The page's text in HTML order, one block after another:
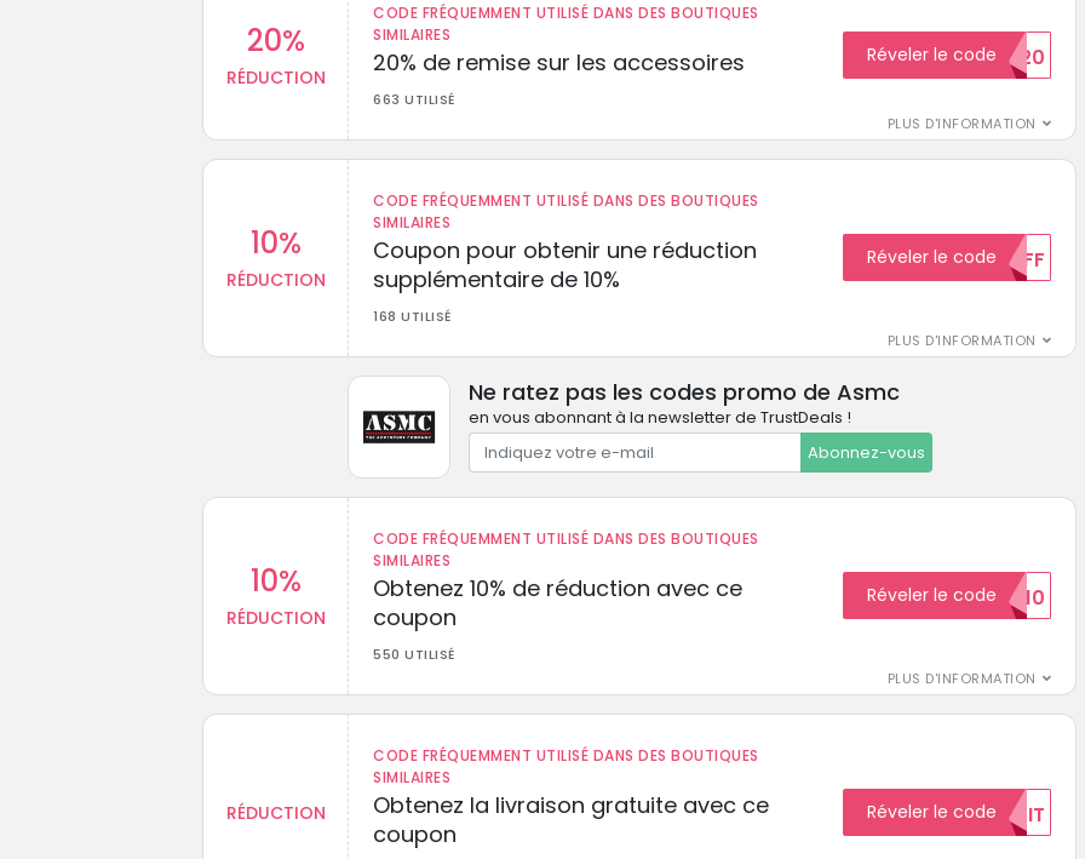
20%
RÉDUCTION
CODE FRÉQUEMMENT UTILISÉ DANS DES BOUTIQUES
SIMILAIRES
20% de remise sur les accessoires
663 UTILISÉ
PLUS D'INFORMATION
Réveler le code
BIENVENUE20
10%
RÉDUCTION
CODE FRÉQUEMMENT UTILISÉ DANS DES BOUTIQUES
SIMILAIRES
Coupon pour obtenir une réduction
supplémentaire de 10%
168 UTILISÉ
PLUS D'INFORMATION
Réveler le code10%OFF
Ne ratez pas les codes promo de Asmc
en vous abonnant à la newsletter de TrustDeals !
Abonnez-vous
10%
RÉDUCTION
CODE FRÉQUEMMENT UTILISÉ DANS DES BOUTIQUES
SIMILAIRES
Obtenez 10% de réduction avec ce
coupon
550 UTILISÉ
PLUS D'INFORMATION
Réveler le code
REDUCTION10
RÉDUCTION
CODE FRÉQUEMMENT UTILISÉ DANS DES BOUTIQUES
SIMILAIRES
Obtenez la livraison gratuite avec ce
coupon
Réveler le codeGRATUIT